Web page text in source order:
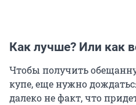
Как лучше? Или как
Чтобы получить
купе, еще нужно
далеко не факт, что